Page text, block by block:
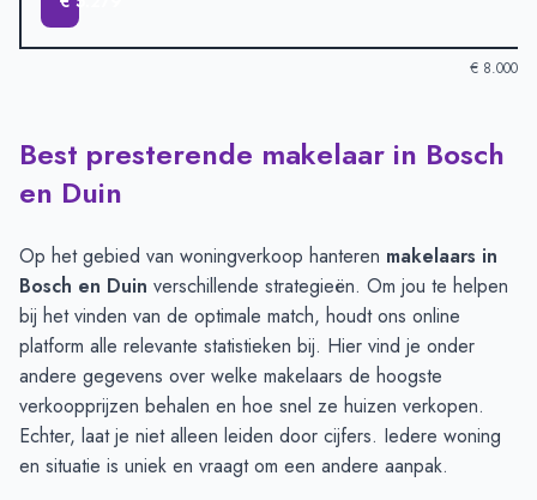
€ 8.000
Verkoopprijzen in andere plaatsen per m2-Afgelopen 3
Plaats
Bosch en Duin
Bilthoven
€ 6.253
Bunnik
€ 6.176
De Bilt
€ 5.748
Zeist
€ 5.552
Soesterberg
€ 5.392
Huis ter Heide
€ 5.279
Best presterende makelaar in Bosch
en Duin
Op het gebied van woningverkoop hanteren makelaars in
Bosch en Duin verschillende strategieën. Om jou te helpen
bij het vinden van de optimale match, houdt ons online
platform alle relevante statistieken bij. Hier vind je onder
andere gegevens over welke makelaars de hoogste
verkoopprijzen behalen en hoe snel ze huizen verkopen.
Echter, laat je niet alleen leiden door cijfers. Iedere woning
en situatie is uniek en vraagt om een andere aanpak.